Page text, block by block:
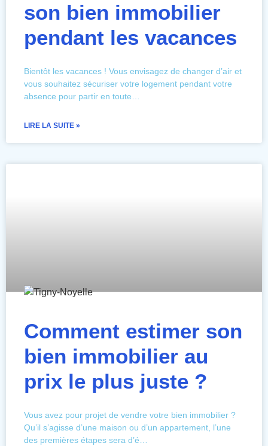
son bien immobilier
pendant les vacances
Bientôt les vacances ! Vous envisagez de changer d’air et
vous souhaitez sécuriser votre logement pendant votre
absence pour partir en toute…
LIRE LA SUITE »
Comment estimer son
bien immobilier au
prix le plus juste ?
Vous avez pour projet de vendre votre bien immobilier ?
Qu’il s’agisse d’une maison ou d’un appartement, l’une
des premières étapes sera d’é…